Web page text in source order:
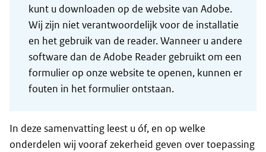
kunt u downloaden op de website van Adobe.
Wij zijn niet verantwoordelijk voor de installatie
en het gebruik van de reader. Wanneer u andere
software dan de Adobe Reader gebruikt om een
formulier op onze website te openen, kunnen er
fouten in het formulier ontstaan.
In deze samenvatting leest u óf, en op welke
onderdelen wij vooraf zekerheid geven over toepassing